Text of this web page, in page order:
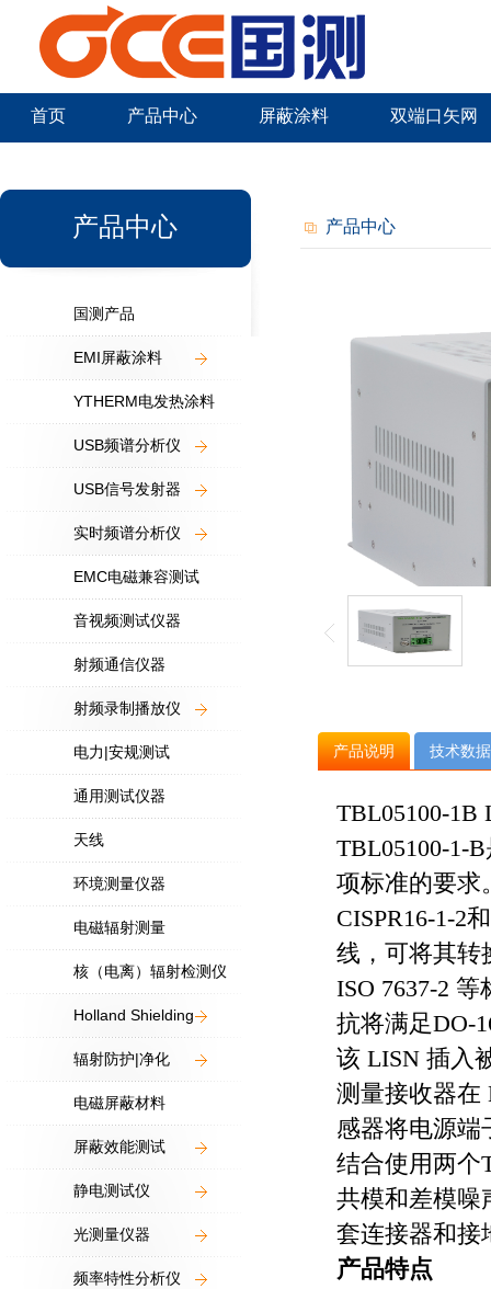
首页 产品中心 屏蔽涂料 双端口矢网
产品中心
国测产品
EMI屏蔽涂料
YTHERM电发热涂料
USB频谱分析仪
USB信号发射器
实时频谱分析仪
EMC电磁兼容测试
音视频测试仪器
射频通信仪器
射频录制播放仪
电力|安规测试
通用测试仪器
天线
环境测量仪器
电磁辐射测量
核（电离）辐射检测仪
Holland Shielding
辐射防护|净化
电磁屏蔽材料
屏蔽效能测试
静电测试仪
光测量仪器
频率特性分析仪
产品中心
产品说明 技术数据
TBL05100-1B
TBL05100-1-B
项标准的要求
CISPR16-1-2和
线，可将其
ISO 7637-2 等
抗将满足DO-
该 LISN 插入
测量接收器在
感器将电源端
结合使用两个
共模和差模噪
套连接器和接
产品特点